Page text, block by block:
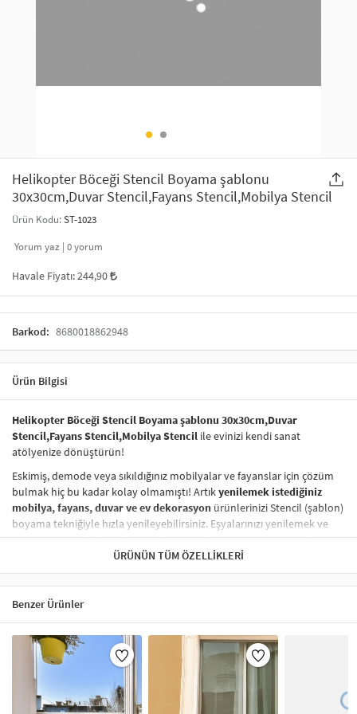
ŞAL VE FULAR
ODA KOKUSU VE MUM
Helikopter Böceği Stencil Boyama şablonu
30x30cm,Duvar Stencil,Fayans Stencil,Mobilya Stencil
Ürün Kodu:ST-1023
Yorum yaz | 0yorum
Havale Fiyatı:244,90
Barkod: 8680018862948
Ürün Bilgisi
Helikopter Böceği Stencil Boyama şablonu 30x30cm,Duvar
Stencil,Fayans Stencil,Mobilya Stencil ile evinizi kendi sanat
atölyenize dönüştürün!
Eskimiş, demode veya sıkıldığınız mobilyalar ve fayanslar için çözüm
bulmak hiç bu kadar kolay olmamıştı! Artıkyenilemek istediğiniz
mobilya, fayans, duvar ve ev dekorasyon ürünlerinizi Stencil (şablon)
boyama tekniğiyle hızla yenileyebilirsiniz. Eşyalarınızı yenilemek ve
onlaramodern bir hava katmakhiç de pahalı ve zahmetli olmak
zorunda değil! Stencil şablonları, dilediğiniz her yüzeye pratik bir
şekildedesen uygulamanızısağlar ve mobilyalarınızın, duvarlarınızın,
kumaşlarınızın görünümünü anında değiştirebilir.
Çocuğunuzun dolabına, mutfak fayanslarına,
kumaşlara bile bant yardımıyla sabitleyip, istediğiniz renklerle
boyama yapabilirsiniz. Evinizi,
kişisel zevkinizle özelleştirebilir
boyama seti ile yaratıcı projeler gerçekleştirebilirsiniz.El işi ve ev
dekorasyonu
sevenler için stencil, kolayca uygulanabilecek eğlenceli
ve etkili bir aktivitedir.
ÜRÜNÜN TÜM ÖZELLIKLERI
Benzer Ürünler